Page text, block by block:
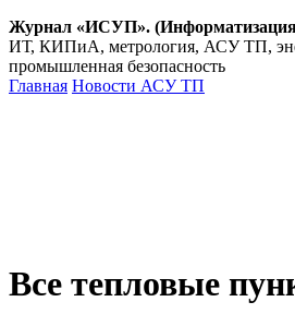
Журнал «ИСУП».
ИТ, КИПиА, метрология, АСУ ТП,
промышленная безопасность
Главная Новости АСУ ТП
Все тепловые